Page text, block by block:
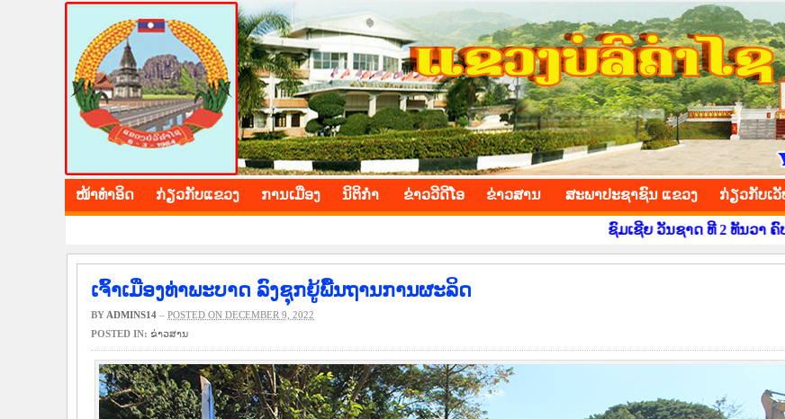
BOLIKHAMXAY PROVINCE
ໜ້າ​ທຳ​ອິດ ​ກ່ຽວ​ກັບ​ແຂວງ ​ການ​ເມືອງ ນິ​ຕິ​ກຳ ຂ່າວ​ວີ​ດີ​ໂອ ​ຂ່າວ​ສານ ສະພາປະຊາຊົນ ແຂວງ ກ່ຽວ​ກັບ​ເວັ
ຊົມເຊີຍ ວັນຊາດ ທີ 2 ທັນວາ ຄົບຮອບ 50 ປີ ຢ່າ
ເຈົ້າເມືອງທ່າພະບາດ ລົງຊຸກຍູ້ພື້ນຖານການຜະລິດ
BY ADMINS14 – POSTED ON DECEMBER 9, 2022
POSTED IN: ​ຂ່າວ​ສານ